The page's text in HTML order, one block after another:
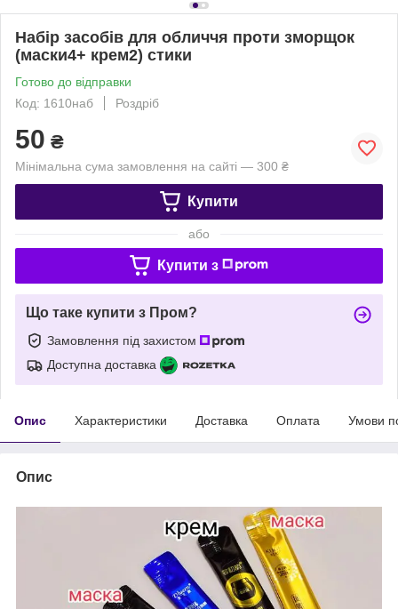
Набір засобів для обличчя проти зморщок
(маски4+ крем2) стики
Готово до відправки
Код: 1610наб
Роздріб
50 ₴
Мінімальна сума замовлення на сайті — 300 ₴
Купити
або
Купити з
Що таке купити з Пром?
Замовлення під захистом
Доступна доставка
Опис Характеристики Доставка Оплата Умови
Опис